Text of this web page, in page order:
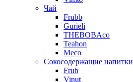
Чай
Frubb
Gurieli
THEBOBAco
Teahon
Meco
Сокосодержащие напитки
Frub
Vinut